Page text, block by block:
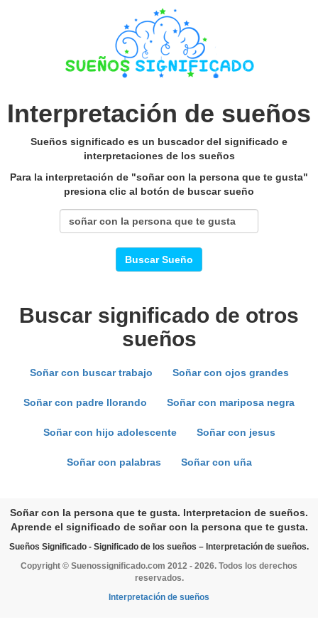
Interpretación de sueños
Sueños significado es un buscador del significado e
interpretaciones de los sueños
Para la interpretación de "soñar con la persona que te gusta"
presiona clic al botón de buscar sueño
Buscar Sueño
Buscar significado de otros
sueños
Soñar con buscar trabajo Soñar con ojos grandes
Soñar con padre llorando Soñar con mariposa negra
Soñar con hijo adolescente Soñar con jesus
Soñar con palabras Soñar con uña
Soñar con la persona que te gusta. Interpretacion de sueños.
Aprende el significado de soñar con la persona que te gusta.
Sueños Significado - Significado de los sueños – Interpretación de sueños.
Copyright © Suenossignificado.com 2012 - 2026. Todos los derechos
reservados.
Interpretación de sueños